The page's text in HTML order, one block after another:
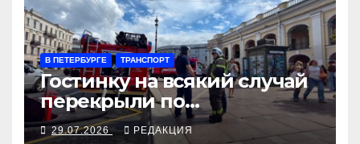
В ПЕТЕРБУРГЕ ТРАНСПОРТ
Гостинку на всякий случай
перекрыли по
задымлению
29.07.2026 РЕДАКЦИЯ